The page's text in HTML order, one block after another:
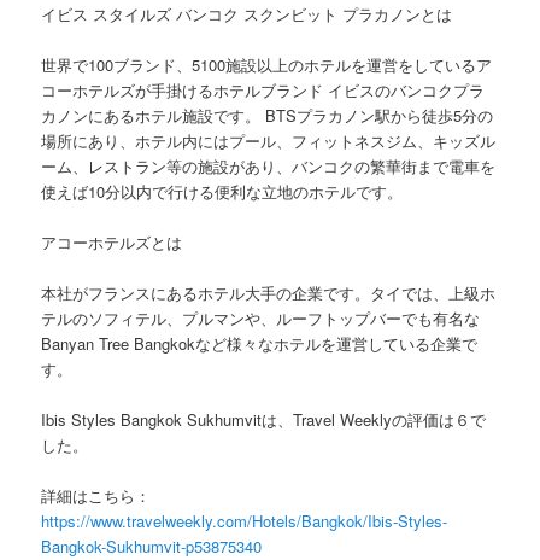
イビス スタイルズ バンコク スクンビット プラカノンとは
世界で100ブランド、5100施設以上のホテルを運営をしているア
コーホテルズが手掛けるホテルブランド イビスのバンコクプラ
カノンにあるホテル施設です。 BTSプラカノン駅から徒歩5分の
場所にあり、ホテル内にはプール、フィットネスジム、キッズル
ーム、レストラン等の施設があり、バンコクの繁華街まで電車を
使えば10分以内で行ける便利な立地のホテルです。
アコーホテルズとは
本社がフランスにあるホテル大手の企業です。タイでは、上級ホ
テルのソフィテル、プルマンや、ルーフトップバーでも有名な
Banyan Tree Bangkokなど様々なホテルを運営している企業で
す。
Ibis Styles Bangkok Sukhumvitは、Travel Weeklyの評価は６で
した。
詳細はこちら：
https://www.travelweekly.com/Hotels/Bangkok/Ibis-Styles-
Bangkok-Sukhumvit-p53875340